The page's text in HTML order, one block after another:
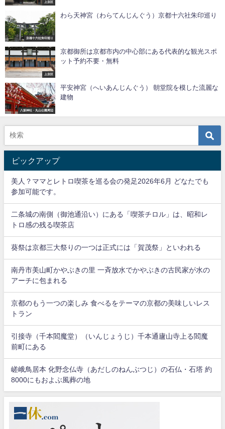
上京区
京都十六社朱印巡り
わら天神宮（わらてんじんぐう）京都十六社朱印巡り
上京区
京都御所は京都市内の中心部にある代表的な観光スポ
ット予約不要・無料
八坂神社・丸山公園周辺
平安神宮（へいあんじんぐう） 朝堂院を模した流麗な
建物
ピックアップ
美人？ママとレトロ喫茶を巡る会の発足2026年6月 どなたでも
参加可能です。
二条城の南側（御池通沿い）にある「喫茶チロル」は、昭和レ
トロ感の残る喫茶店
葵祭は京都三大祭りの一つは正式には「賀茂祭」といわれる
南丹市美山町かやぶきの里 一斉放水でかやぶきの古民家が水の
アーチに包まれる
京都のもう一つの楽しみ 食べるをテーマの京都の美味しいレス
トラン
引接寺（千本閻魔堂）（いんじょうじ）千本通廬山寺上る閻魔
前町にある
嵯峨鳥居本 化野念仏寺（あだしのねんぶつじ）の石仏・石塔 約
8000にもおよぶ風葬の地